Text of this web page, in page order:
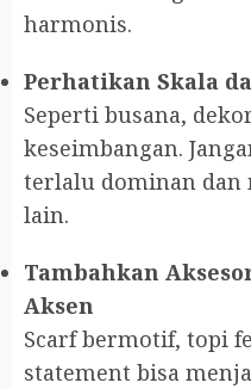
harmonis.
Perhatikan Skala
Seperti busana,
keseimbangan.
terlalu dominan dan
lain.
Tambahkan
Aksen
Scarf bermotif, topi
statement bisa